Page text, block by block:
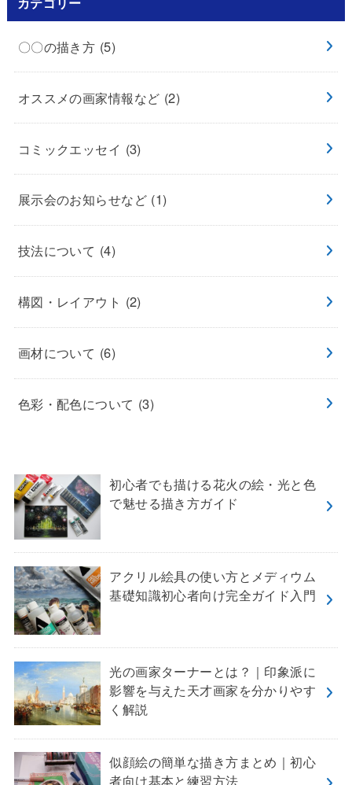
カテゴリー
〇〇の描き方 (5)
オススメの画家情報など (2)
コミックエッセイ (3)
展示会のお知らせなど (1)
技法について (4)
構図・レイアウト (2)
画材について (6)
色彩・配色について (3)
初心者でも描ける花火の絵・光と色
で魅せる描き方ガイド
アクリル絵具の使い方とメディウム
基礎知識初心者向け完全ガイド入門
光の画家ターナーとは？｜印象派に
影響を与えた天才画家を分かりやす
く解説
似顔絵の簡単な描き方まとめ｜初心
者向け基本と練習方法